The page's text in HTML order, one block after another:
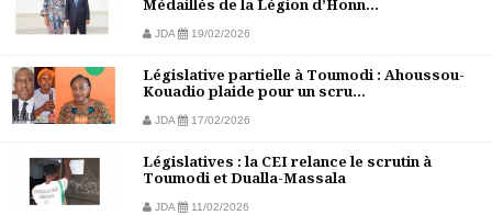
Médaillés de la Légion d’Honn...
JDA 19/02/2026
Législative partielle à Toumodi : Ahoussou-
Kouadio plaide pour un scru...
JDA 17/02/2026
Législatives : la CEI relance le scrutin à
Toumodi et Dualla-Massala
JDA 11/02/2026